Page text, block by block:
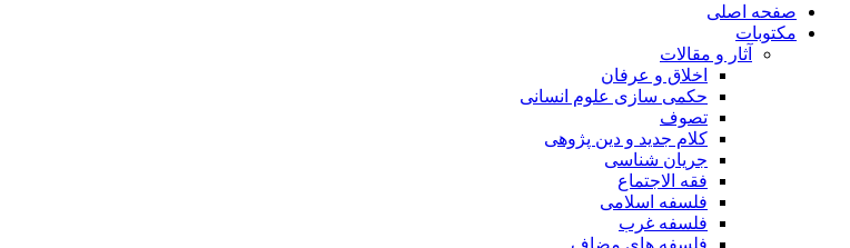
صفحه اصلی
مکتوبات
آثار و مقالات
اخلاق و عرفان
حکمی سازی علوم انسانی
تصوف
کلام جدید و دین پژوهی
جریان شناسی
فقه الاجتماع
فلسفه اسلامی
فلسفه غرب
فلسفه های مضاف